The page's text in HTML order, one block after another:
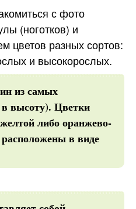
с фото
(ноготков) и
цветов разных сортов:
и высокорослых.
из самых
высоту). Цветки
либо оранжево-
в виде